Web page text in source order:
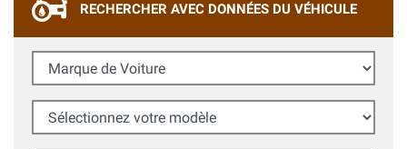
RECHERCHER AVEC DONNÉES DU VÉHICULE
Marque de Voiture
Sélectionnez votre modèle